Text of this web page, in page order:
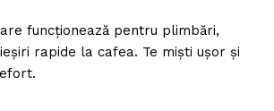
funcționează pentru plimbări,
rapide la cafea. Te miști ușor și